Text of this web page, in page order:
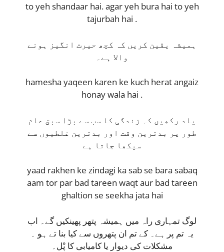
to yeh shandaar hai. agar yeh bura hai to yeh
tajurbah hai .
ہمیشہ یقین کریں کہ کچھ حیرت انگیز ہونے
والا ہے۔
hamesha yaqeen karen ke kuch herat angaiz
honay wala hai .
یاد رکھیں کہ زندگی کا سب سے بڑا سبق عام
طور پر بدترین وقت اور بدترین غلطیوں سے
سیکھا جاتا ہے
yaad rakhen ke zindagi ka sab se bara sabaq
aam tor par bad tareen waqt aur bad tareen
ghaltion se seekha jata hai
لوگ تمہاری راہ میں ہمیشہ پتھر پھینکیں گے۔ اب
یہ تم پر ہے۔ کے تم ان پتھروں سے کیا بنا تے ہو ۔
مشکلات کی دیوار یا کامیابی کا پْل۔